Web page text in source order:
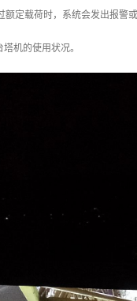
定载荷时，系统会发出报
机的使用状况。